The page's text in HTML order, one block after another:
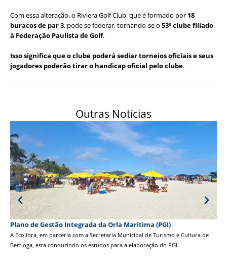
Com essa alteração, o Riviera Golf Club, que é formado por 18
buracos de par 3, pode se federar, tornando-se o 53º clube filiado
à Federação Paulista de Golf.
Isso significa que o clube poderá sediar torneios oficiais e seus
jogadores poderão tirar o handicap oficial pelo clube.
Outras Notícias
Plano de Gestão Integrada da Orla Marítima (PGI)
A Ecolibra, em parceria com a Secretaria Municipal de Turismo e Cultura de
Bertioga, está conduzindo os estudos para a elaboração do PGI